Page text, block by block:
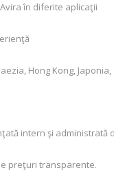
în diferite aplicaţii
Hong Kong, Japonia,
intern şi administrată
preţuri transparente.